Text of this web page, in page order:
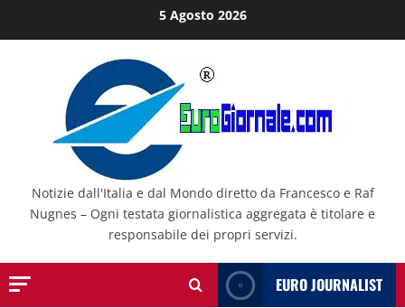
al
5 Agosto 2026
Notizie dall'Italia e dal Mondo diretto da Francesco e Raf
Nugnes – Ogni testata giornalistica aggregata è titolare e
responsabile dei propri servizi.
EURO JOURNALIST